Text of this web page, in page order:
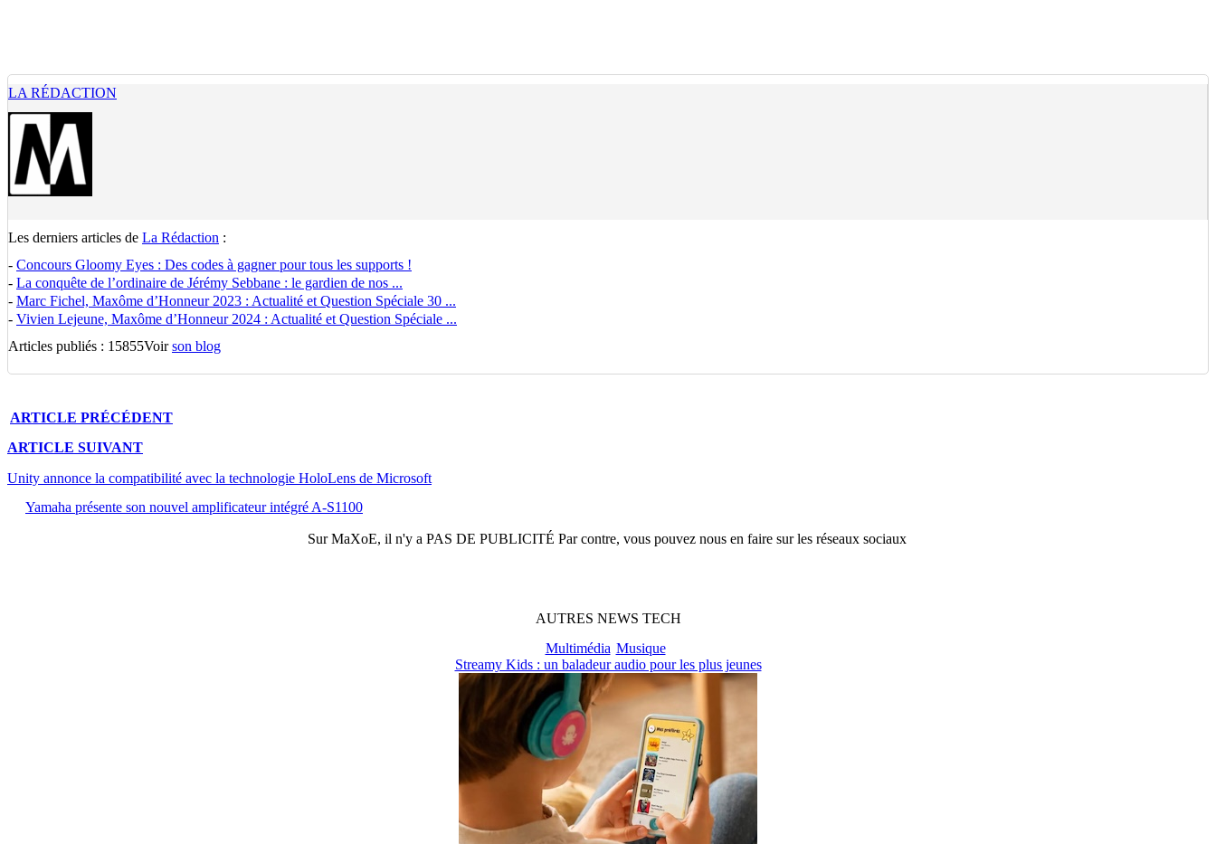
LA RÉDACTION
Les derniers articles de La Rédaction :
- Concours Gloomy Eyes : Des codes à gagner pour tous les supports !
- La conquête de l’ordinaire de Jérémy Sebbane : le gardien de nos ...
- Marc Fichel, Maxôme d’Honneur 2023 : Actualité et Question Spéciale 30 ...
- Vivien Lejeune, Maxôme d’Honneur 2024 : Actualité et Question Spéciale ...
Articles publiés : 15855Voirson blog
ARTICLE PRÉCÉDENT
ARTICLE SUIVANT
Unity annonce la compatibilité avec la technologie HoloLens de Microsoft
Yamaha présente son nouvel amplificateur intégré A-S1100
SurMaXoE, il n'y a PAS DE PUBLICITÉ Par contre, vous pouvez nous en faire sur les réseaux sociaux
AUTRES NEWS TECH
Multimédia Musique
Streamy Kids : un baladeur audio pour les plus jeunes